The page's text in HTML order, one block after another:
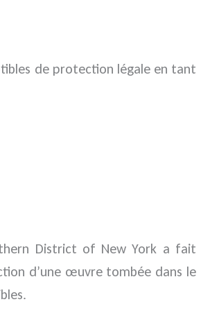
de protection légale en tant
District of New York a fait
d’une œuvre tombée dans le